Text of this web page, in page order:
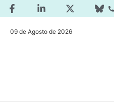
09 de Agosto de 2026